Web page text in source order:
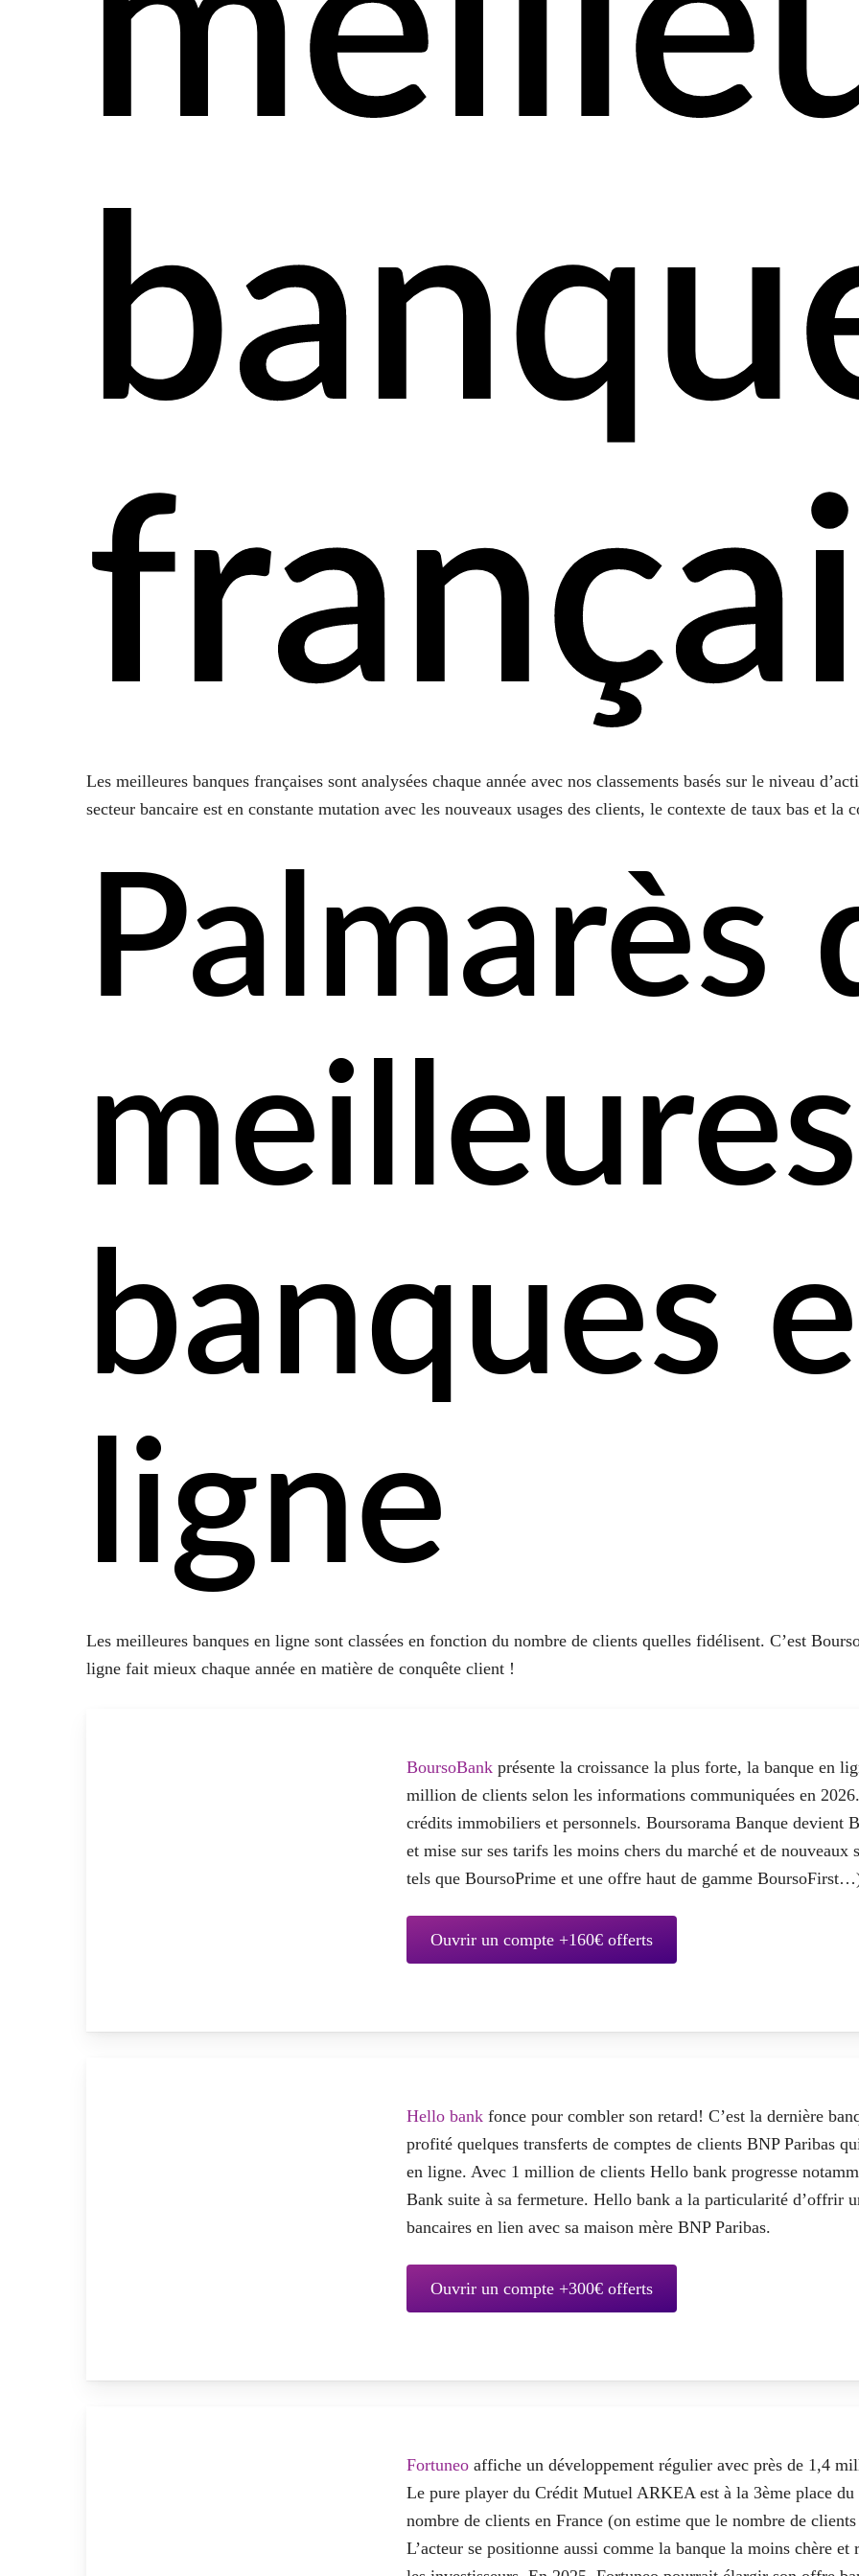
Les meilleures banques françaises sont analysées chaque année avec nosclassements basés sur le niveau
secteur bancaire est en constante mutation avec les nouveaux usages des clients, le contexte de taux bas et la
Palmarès
meilleures
banques
ligne
Les meilleures banques en ligne sont classées en fonction dunombre de clients quelles fidélisent. C’est
ligne fait mieux chaque année en matière de conquête client !
BoursoBank présente la croissance la plus forte, la banque en
million de clients selon les informations communiquées en
crédits immobiliers et personnels. Boursorama Banque devient
et mise sur ses tarifs les moins chers du marché et de
tels que BoursoPrime et une offre haut de gamme
Ouvrir un compte +160€ offerts
Hello bank fonce pour combler son retard! C’est la dernière
profité quelques transferts de comptes de clients BNP Paribas
en ligne. Avec 1 million de clients Hello bank progresse
Bank suite à sa fermeture. Hello bank a la particularité d’offrir
bancaires en lien avec sa maison mère BNP Paribas.
Ouvrir un compte +300€ offerts
Fortuneo affiche un développement régulier avec près de 1,4
Le pure player du Crédit Mutuel ARKEA est à la 3ème place du
nombre de clients en France (on estime que le nombre de
L’acteur se positionne aussi comme la banque la moins chère